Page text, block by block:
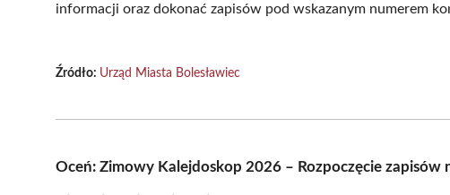
informacji oraz dokonać zapisów pod wskazanym numerem
Źródło: Urząd Miasta Bolesławiec
Oceń: Zimowy Kalejdoskop 2026 – Rozpoczęcie zapisów